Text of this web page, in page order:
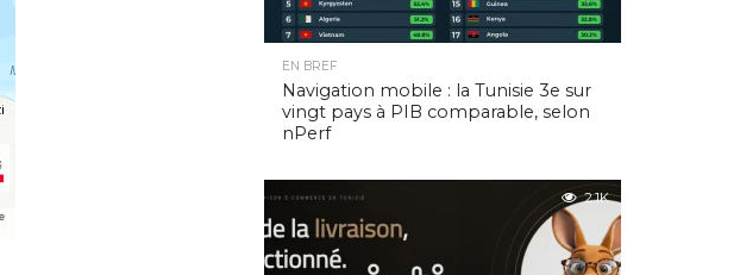
EN BREF
Navigation mobile : la Tunisie 3e sur
vingt pays à PIB comparable, selon
nPerf
2.1K